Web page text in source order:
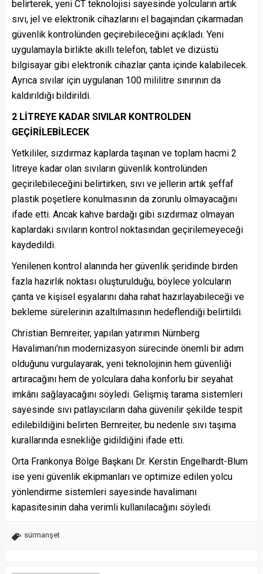
belirterek, yeni CT teknolojisi sayesinde yolcuların artık
sıvı, jel ve elektronik cihazlarını el bagajından çıkarmadan
güvenlik kontrolünden geçirebileceğini açıkladı. Yeni
uygulamayla birlikte akıllı telefon, tablet ve dizüstü
bilgisayar gibi elektronik cihazlar çanta içinde kalabilecek.
Ayrıca sıvılar için uygulanan 100 mililitre sınırının da
kaldırıldığı bildirildi.
2 LİTREYE KADAR SIVILAR KONTROLDEN
GEÇİRİLEBİLECEK
Yetkililer, sızdırmaz kaplarda taşınan ve toplam hacmi 2
litreye kadar olan sıvıların güvenlik kontrolünden
geçirilebileceğini belirtirken, sıvı ve jellerin artık şeffaf
plastik poşetlere konulmasının da zorunlu olmayacağını
ifade etti. Ancak kahve bardağı gibi sızdırmaz olmayan
kaplardaki sıvıların kontrol noktasından geçirilemeyeceği
kaydedildi.
Yenilenen kontrol alanında her güvenlik şeridinde birden
fazla hazırlık noktası oluşturulduğu, böylece yolcuların
çanta ve kişisel eşyalarını daha rahat hazırlayabileceği ve
bekleme sürelerinin azaltılmasının hedeflendiği belirtildi.
Christian Bernreiter, yapılan yatırımın Nürnberg
Havalimanı’nın modernizasyon sürecinde önemli bir adım
olduğunu vurgulayarak, yeni teknolojinin hem güvenliği
artıracağını hem de yolculara daha konforlu bir seyahat
imkânı sağlayacağını söyledi. Gelişmiş tarama sistemleri
sayesinde sıvı patlayıcıların daha güvenilir şekilde tespit
edilebildiğini belirten Bernreiter, bu nedenle sıvı taşıma
kurallarında esnekliğe gidildiğini ifade etti.
Orta Frankonya Bölge Başkanı Dr. Kerstin Engelhardt-Blum
ise yeni güvenlik ekipmanları ve optimize edilen yolcu
yönlendirme sistemleri sayesinde havalimanı
kapasitesinin daha verimli kullanılacağını söyledi.
sürmanşet